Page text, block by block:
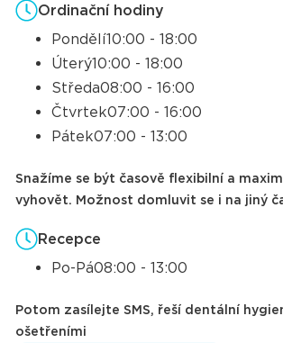
Ordinační hodiny
Pondělí10:00 - 18:00
Úterý10:00 - 18:00
Středa08:00 - 16:00
Čtvrtek07:00 - 16:00
Pátek07:00 - 13:00
Snažíme se být časově flexibilní a
vyhovět. Možnost domluvit se i na jiný
Recepce
Po-Pá08:00 - 13:00
Potom zasílejte SMS, řeší dentální
ošetřeními